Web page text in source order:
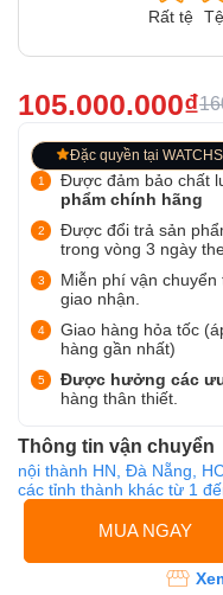
Rất tệ Tệ
105.000.000₫
Đặc quyền tại
Được đảm bảo chất
phẩm chính hãng
Được đổi trả sản
trong vòng 3 ngày
Miễn phí vận
giao nhận.
Giao hàng hỏa tốc
hàng gần nhất)
Được hưởng các
hàng thân thiết.
Thông tin vận chuyển
nội thành HN, Đà Nẵng,
các tỉnh thành khác từ 1
MUA NGAY